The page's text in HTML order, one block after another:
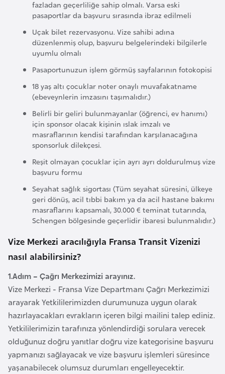
fazladan geçerliliğe sahip olmalı. Varsa eski
pasaportlar da başvuru sırasında ibraz edilmeli
Uçak bilet rezervasyonu. Vize sahibi adına
düzenlenmiş olup, başvuru belgelerindeki bilgilerle
uyumlu olmalı
Pasaportunuzun işlem görmüş sayfalarının fotokopisi
18 yaş altı çocuklar noter onaylı muvafakatname
(ebeveynlerin imzasını taşımalıdır.)
Belirli bir geliri bulunmayanlar (öğrenci, ev hanımı)
için sponsor olacak kişinin ıslak imzalı ve
masraflarının kendisi tarafından karşılanacağına
sponsorluk dilekçesi.
Reşit olmayan çocuklar için ayrı ayrı doldurulmuş vize
başvuru formu
Seyahat sağlık sigortası (Tüm seyahat süresini, ülkeye
geri dönüş, acil tıbbi bakım ya da acil hastane bakımı
masraflarını kapsamalı, 30.000 € teminat tutarında,
Schengen bölgesinde geçerlidir ibaresi bulunmalıdır.)
Vize Merkezi aracılığıyla Fransa Transit Vizenizi
nasıl alabilirsiniz?
1.Adım – Çağrı Merkezimizi arayınız.
Vize Merkezi - Fransa Vize Departmanı Çağrı Merkezimizi
arayarak Yetkililerimizden durumunuza uygun olarak
hazırlayacakları evrakların içeren bilgi mailini talep ediniz.
Yetkililerimizin tarafınıza yönlendirdiği sorulara verecek
olduğunuz doğru yanıtlar doğru vize kategorisine başvuru
yapmanızı sağlayacak ve vize başvuru işlemleri süresince
yaşanabilecek olumsuz durumları engelleyecektir.
m
B
u
l
g
a
r
i
s
t